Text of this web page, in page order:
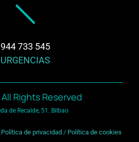
944 733 545
URGENCIAS
Rights Reserved
de Recalde, 51. Bilbao
Política de privacidad / Política de cookies